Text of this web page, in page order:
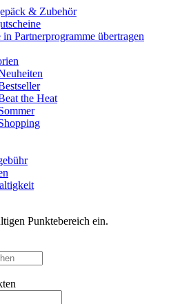
& Zubehör
in Partnerprogramme übertragen
the Heat
Punktebereich ein.